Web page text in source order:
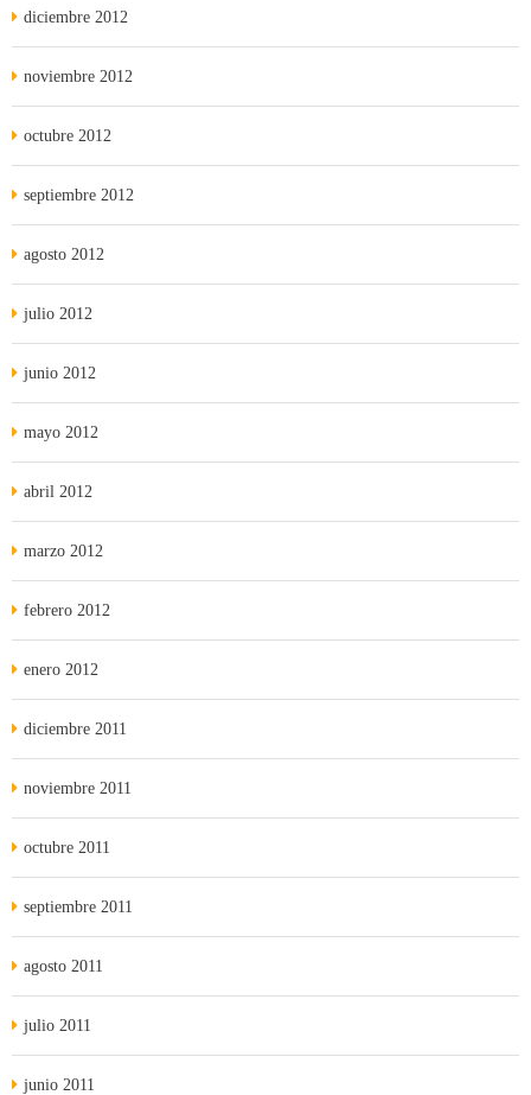
diciembre 2012
noviembre 2012
octubre 2012
septiembre 2012
agosto 2012
julio 2012
junio 2012
mayo 2012
abril 2012
marzo 2012
febrero 2012
enero 2012
diciembre 2011
noviembre 2011
octubre 2011
septiembre 2011
agosto 2011
julio 2011
junio 2011